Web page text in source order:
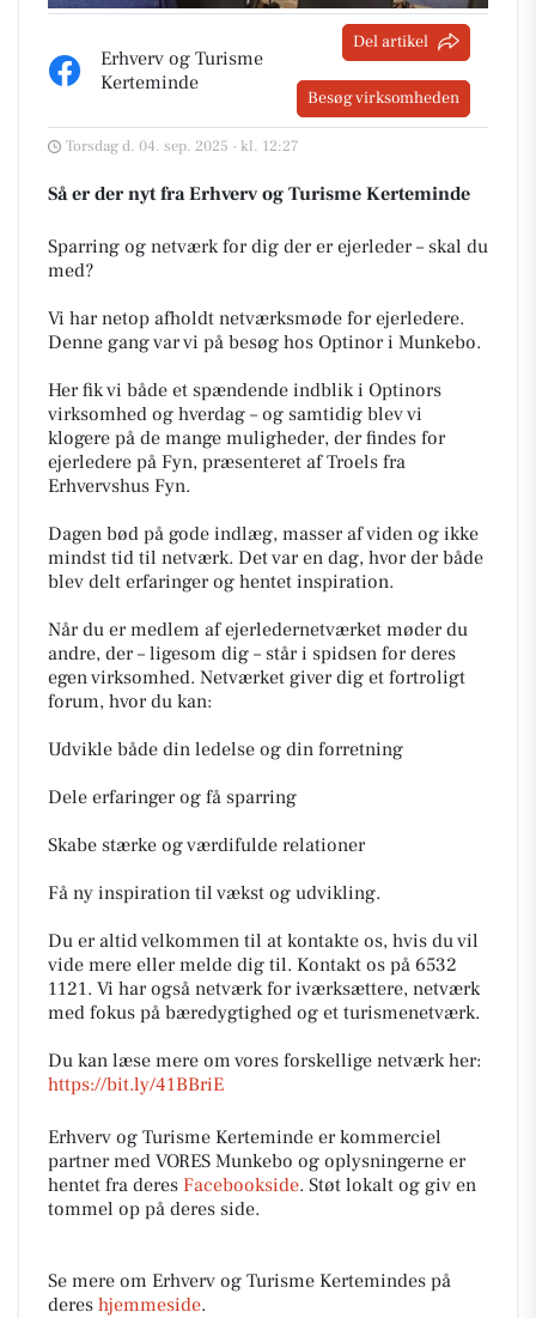
Erhverv og Turisme
Kerteminde
Del artikel
Besøg virksomheden
Torsdag d. 04. sep. 2025 - kl. 12:27
Så er der nyt fra Erhverv og Turisme Kerteminde
Sparring og netværk for dig der er ejerleder – skal du
med?
Vi har netop afholdt netværksmøde for ejerledere.
Denne gang var vi på besøg hos Optinor i Munkebo.
Her fik vi både et spændende indblik i Optinors
virksomhed og hverdag – og samtidig blev vi
klogere på de mange muligheder, der findes for
ejerledere på Fyn, præsenteret af Troels fra
Erhvervshus Fyn.
Dagen bød på gode indlæg, masser af viden og ikke
mindst tid til netværk. Det var en dag, hvor der både
blev delt erfaringer og hentet inspiration.
Når du er medlem af ejerledernetværket møder du
andre, der – ligesom dig – står i spidsen for deres
egen virksomhed. Netværket giver dig et fortroligt
forum, hvor du kan:
Udvikle både din ledelse og din forretning
Dele erfaringer og få sparring
Skabe stærke og værdifulde relationer
Få ny inspiration til vækst og udvikling.
Du er altid velkommen til at kontakte os, hvis du vil
vide mere eller melde dig til. Kontakt os på 6532
1121. Vi har også netværk for iværksættere, netværk
med fokus på bæredygtighed og et turismenetværk.
Du kan læse mere om vores forskellige netværk her:
https://bit.ly/41BBriE
Erhverv og Turisme Kerteminde er kommerciel
partner med VORES Munkebo og oplysningerne er
hentet fra deres Facebookside. Støt lokalt og giv en
tommel op på deres side.
Se mere om Erhverv og Turisme Kertemindes på
deres hjemmeside.